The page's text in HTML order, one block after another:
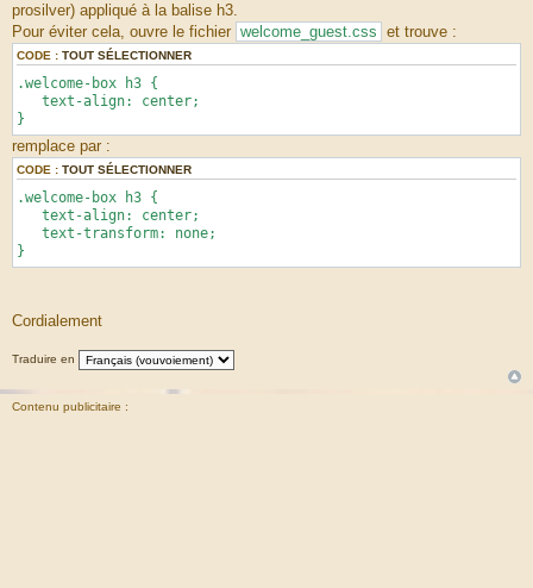
prosilver) appliqué à la balise h3.
Pour éviter cela, ouvre le fichier welcome_guest.css et trouve :
CODE : TOUT SÉLECTIONNER
.welcome-box h3 {
text-align: center;
}
remplace par :
CODE : TOUT SÉLECTIONNER
.welcome-box h3 {
text-align: center;
text-transform: none;
}
Cordialement
Traduire en
Contenu publicitaire :